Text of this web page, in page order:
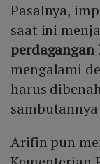
Pasalnya,
saat ini
perdagangan
mengalami
harus
sambutannya
Arifin pun